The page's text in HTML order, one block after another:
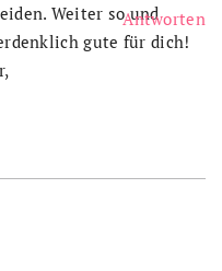
Weiter so und
gute für dich!
Antworten